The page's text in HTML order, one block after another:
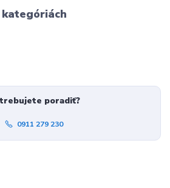
kategóriách
poradiť?
0911 279 230